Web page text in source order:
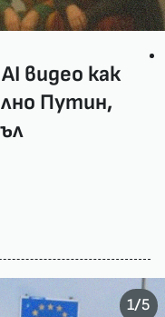
видео как
Путин,
1/5